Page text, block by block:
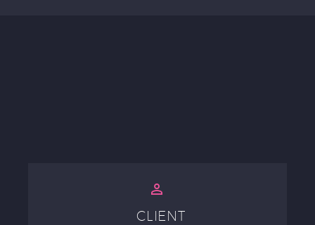


CLIENT